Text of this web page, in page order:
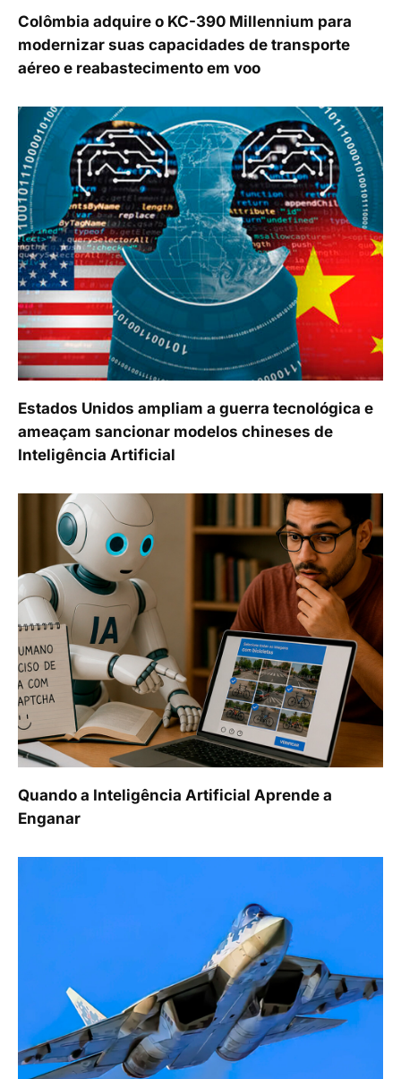
Colômbia adquire o KC-390 Millennium para
modernizar suas capacidades de transporte
aéreo e reabastecimento em voo
Estados Unidos ampliam a guerra tecnológica e
ameaçam sancionar modelos chineses de
Inteligência Artificial
Quando a Inteligência Artificial Aprende a
Enganar